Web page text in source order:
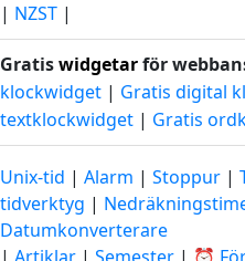
| NZST |
Gratiswidgetarför
klockwidget | Gratis digital
textklockwidget | Gratis
Unix-tid | Alarm | Stoppur |
tidverktyg |
Datumkonverterare